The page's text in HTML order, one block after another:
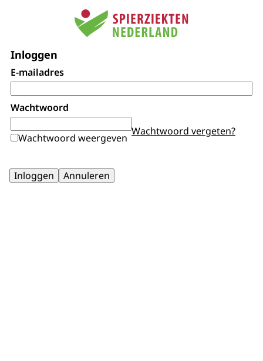
Inloggen
E-mailadres
Wachtwoord
Wachtwoord weergeven
Wachtwoord vergeten?
Inloggen Annuleren